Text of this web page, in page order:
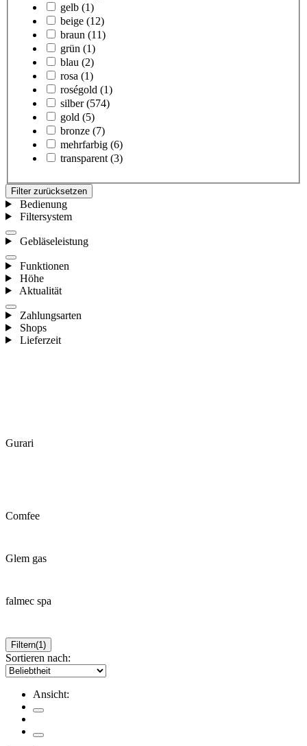
gelb (1)
beige (12)
braun (11)
grün (1)
blau (2)
rosa (1)
roségold (1)
silber (574)
gold (5)
bronze (7)
mehrfarbig (6)
transparent (3)
Filter zurücksetzen
Bedienung
Filtersystem
Gebläseleistung
Funktionen
Höhe
Aktualität
Zahlungsarten
Shops
Lieferzeit
Gurari
Comfee
Glem gas
falmec spa
Filtern(1)
Sortieren nach:
Ansicht: